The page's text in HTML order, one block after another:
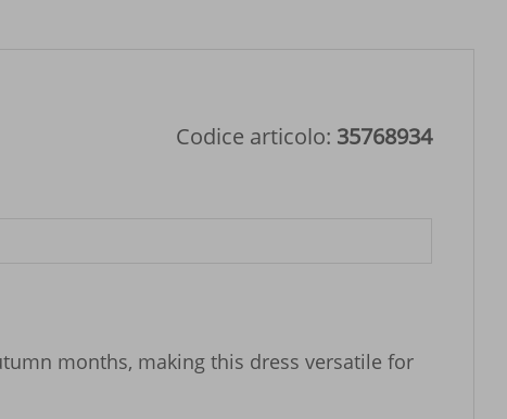
Codice articolo: 35768934
months, making this dress versatile for